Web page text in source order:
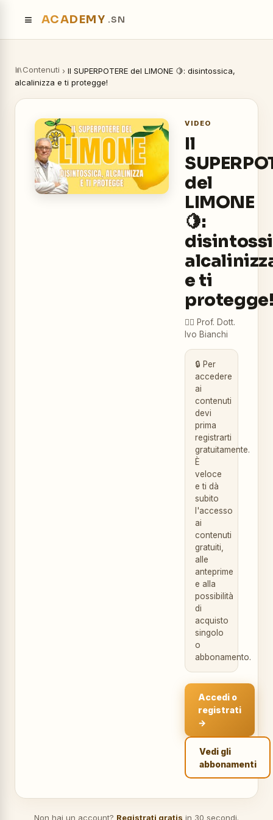
≡ ACADEMY .SN
Contenuti › Il SUPERPOTERE del LIMONE 🍋: disintossica,
alcalinizza e ti protegge!
VIDEO
Il
del
LIMONE
🍋:
e ti
👨‍⚕️ Prof. Dott.
Ivo Bianchi
🔒 Per
accedere
ai
contenuti
devi
prima
registrarti
gratuitamente.
È
veloce
e ti dà
subito
l'accesso
ai
contenuti
gratuiti,
alle
anteprime
e alla
possibilità
di
acquisto
singolo
o
abbonamento.
Accedi o
registrati
→
Vedi gli
abbonamenti
Non hai un account? Registrati gratis in 30 secondi.